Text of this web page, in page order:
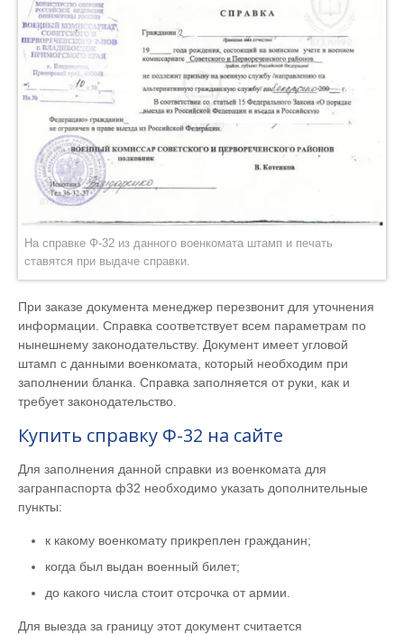
На справке Ф-32 из данного военкомата штамп и печать
ставятся при выдаче справки.
При заказе документа менеджер перезвонит для уточнения
информации. Справка соответствует всем параметрам по
нынешнему законодательству. Документ имеет угловой
штамп с данными военкомата, который необходим при
заполнении бланка. Справка заполняется от руки, как и
требует законодательство.
Купить справку Ф-32 на сайте
Для заполнения данной справки из военкомата для
загранпаспорта ф32 необходимо указать дополнительные
пункты:
к какому военкомату прикреплен гражданин;
когда был выдан военный билет;
до какого числа стоит отсрочка от армии.
Для выезда за границу этот документ считается